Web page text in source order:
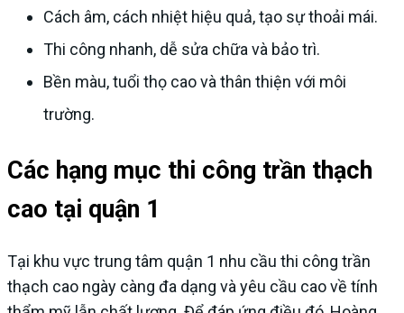
Cách âm, cách nhiệt hiệu quả, tạo sự thoải mái.
Thi công nhanh, dễ sửa chữa và bảo trì.
Bền màu, tuổi thọ cao và thân thiện với môi
trường.
Các hạng mục thi công trần thạch
cao tại quận 1
Tại khu vực trung tâm quận 1 nhu cầu thi công trần
thạch cao ngày càng đa dạng và yêu cầu cao về tính